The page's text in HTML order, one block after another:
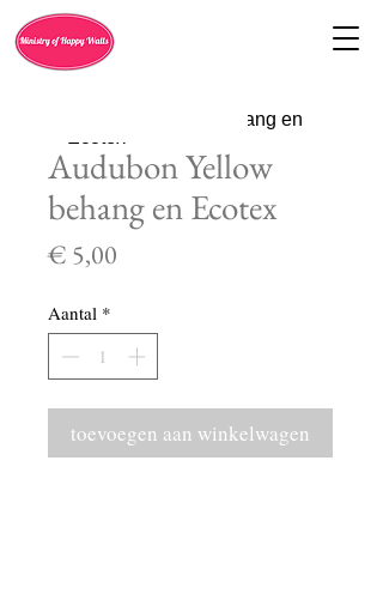
Audubon Yellow
behang en Ecotex
€ 5,00
Aantal *
toevoegen aan winkelwagen